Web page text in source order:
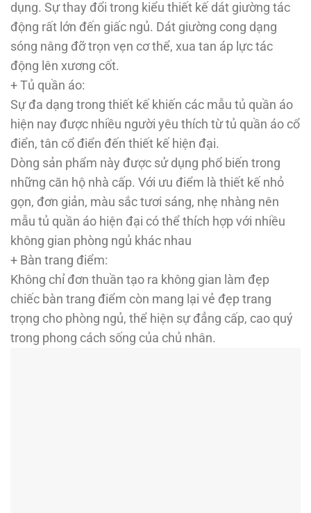
dụng. Sự thay đổi trong kiểu thiết kế dát giường tác
động rất lớn đến giấc ngủ. Dát giường cong dạng
sóng nâng đỡ trọn vẹn cơ thể, xua tan áp lực tác
động lên xương cốt.
+ Tủ quần áo:
Sự đa dạng trong thiết kế khiến các mẫu tủ quần áo
hiện nay được nhiều người yêu thích từ tủ quần áo cổ
điển, tân cổ điển đến thiết kế hiện đại.
Dòng sản phẩm này được sử dụng phổ biến trong
những căn hộ nhà cấp. Với ưu điểm là thiết kế nhỏ
gọn, đơn giản, màu sắc tươi sáng, nhẹ nhàng nên
mẫu tủ quần áo hiện đại có thể thích hợp với nhiều
không gian phòng ngủ khác nhau
+ Bàn trang điểm:
Không chỉ đơn thuần tạo ra không gian làm đẹp
chiếc bàn trang điểm còn mang lại vẻ đẹp trang
trọng cho phòng ngủ, thể hiện sự đẳng cấp, cao quý
trong phong cách sống của chủ nhân.